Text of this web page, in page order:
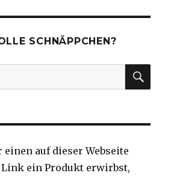
SCHNÄPPCHEN?
auf dieser Webseite
ein Produkt erwirbst,